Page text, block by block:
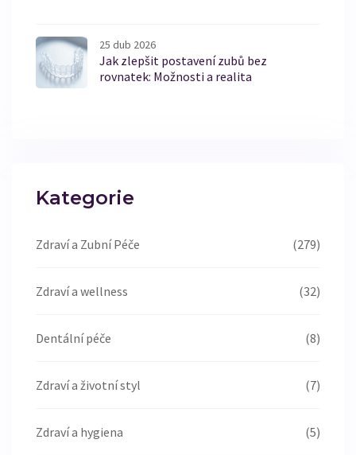
25 dub 2026
Jak zlepšit postavení zubů bez
rovnatek: Možnosti a realita
Kategorie
Zdraví a Zubní Péče (279)
Zdraví a wellness (32)
Dentální péče (8)
Zdraví a životní styl (7)
Zdraví a hygiena (5)